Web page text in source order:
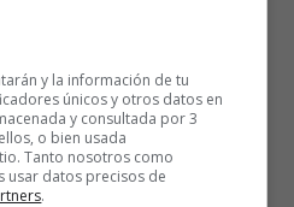
de lado): modifica el eje
las dimensiones y
el periné.
la rotación del bebé.
y la información de tu
únicos y otros datos en
y consultada por 3
o bien usada
Tanto nosotros como
usar datos precisos de
.